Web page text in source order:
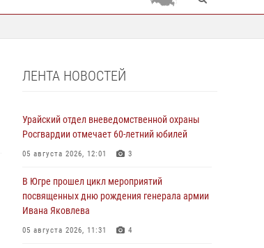
ЛЕНТА НОВОСТЕЙ
Урайский отдел вневедомственной охраны
Росгвардии отмечает 60-летний юбилей
05 августа 2026, 12:01 3
В Югре прошел цикл мероприятий
посвященных дню рождения генерала армии
Ивана Яковлева
05 августа 2026, 11:31 4